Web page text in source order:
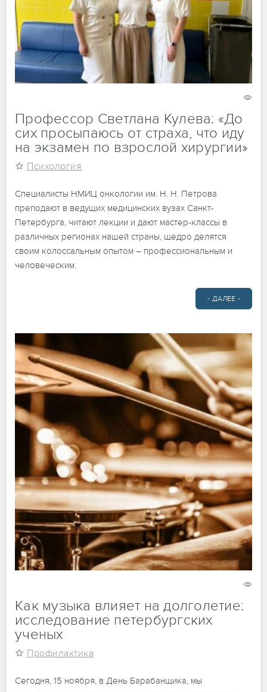
Профессор Светлана Кулева: «До
сих просыпаюсь от страха, что иду
на экзамен по взрослой хирургии»
Психология
Специалисты НМИЦ онкологии им. Н. Н. Петрова
преподают в ведущих медицинских вузах Санкт-
Петербурга, читают лекции и дают мастер-классы в
различных регионах нашей страны, щедро делятся
своим колоссальным опытом – профессиональным и
человеческим.
- ДАЛЕЕ -
Как музыка влияет на долголетие:
исследование петербургских
ученых
Профилактика
Сегодня, 15 ноября, в День Барабанщика, мы